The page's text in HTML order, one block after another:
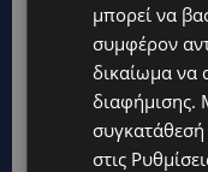
ΠΕΡΙΠΟΙΗΣΗ
προϊόντα για
21 Ιουνίου, 2026
μπορεί να
συμφέρον
δικαίωμα να
διαφήμισης.
στις